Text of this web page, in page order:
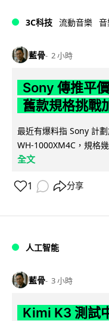
3C科技 流動音樂
藍骨 2 小時
Sony 傳推平
舊款規格挑戰
最近有爆料指 Sony 計
WH-1000XM4C，規格
全文
1 分享
人工智能
藍骨 3 小時
Kimi K3 測試